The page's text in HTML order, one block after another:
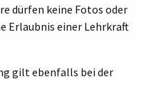
dürfen keine Fotos oder
Erlaubnis einer Lehrkraft
gilt ebenfalls bei der